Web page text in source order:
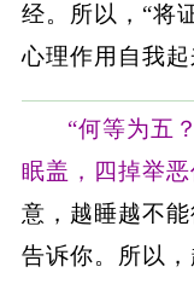
经。所以，“将
心理作用自我起
“何等为五
眠盖，四掉举
意，越睡越不
告诉你。所以